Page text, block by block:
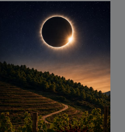
чем 130-